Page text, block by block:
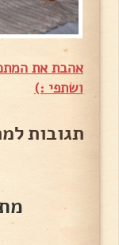
אהבת את
ושתפי :)
תגובות